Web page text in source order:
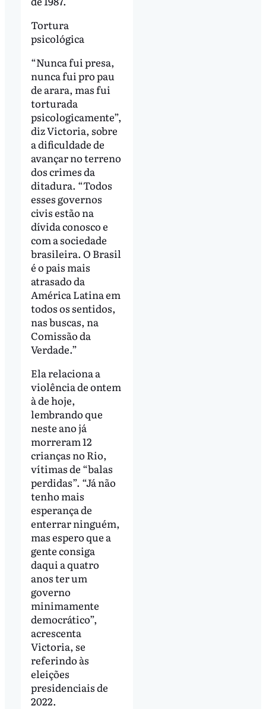
Tortura
psicológica
“Nunca fui presa,
nunca fui pro pau
de arara, mas fui
torturada
psicologicamente”,
diz Victoria, sobre
a dificuldade de
avançar no terreno
dos crimes da
ditadura. “Todos
esses governos
civis estão na
dívida conosco e
com a sociedade
brasileira. O Brasil
é o pais mais
atrasado da
América Latina em
todos os sentidos,
nas buscas, na
Comissão da
Verdade.”
Ela relaciona a
violência de ontem
à de hoje,
lembrando que
neste ano já
morreram 12
crianças no Rio,
vítimas de “balas
perdidas”. “Já não
tenho mais
esperança de
enterrar ninguém,
mas espero que a
gente consiga
daqui a quatro
anos ter um
governo
minimamente
democrático”,
acrescenta
Victoria, se
referindo às
eleições
presidenciais de
2022.